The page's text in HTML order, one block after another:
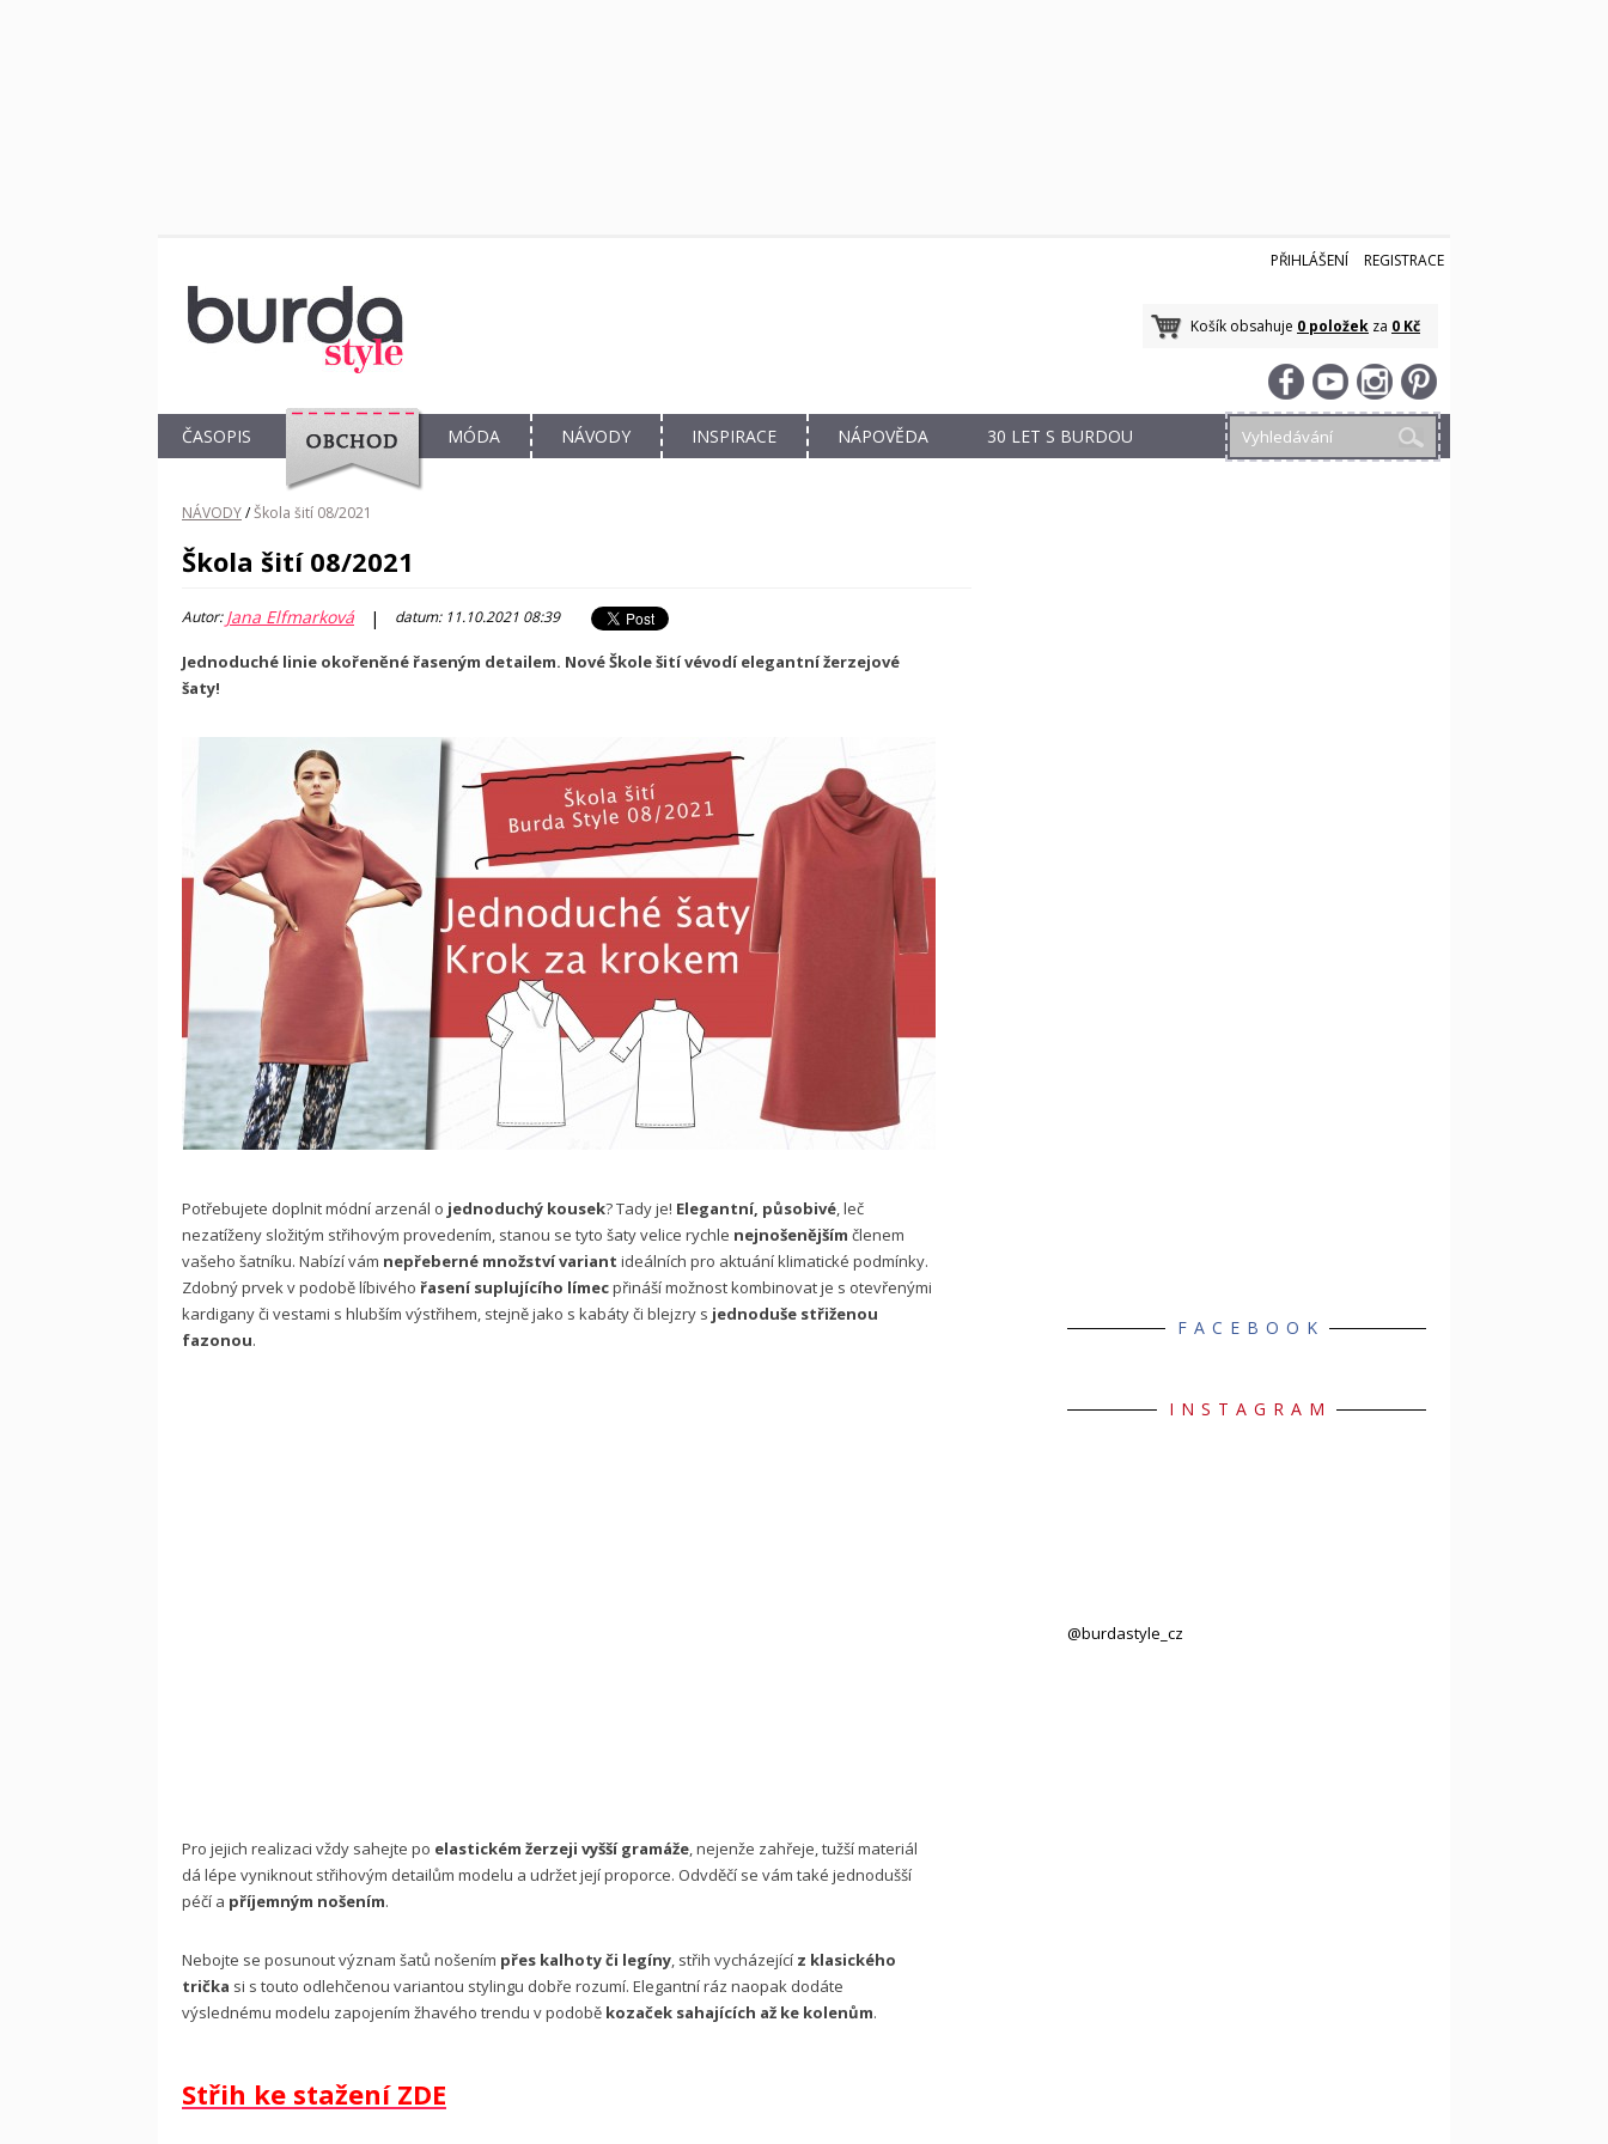
PŘIHLÁŠENÍ REGISTRACE
Košík obsahuje 0 položek za 0 Kč
ČASOPIS
OBCHOD
MÓDA NÁVODY INSPIRACE NÁPOVĚDA 30 LET S BURDOU
NÁVODY/Škola šití 08/2021
Škola šití 08/2021
Autor:Jana Elfmarková | datum: 11.10.2021 08:39
Jednoduché linie okořeněné řaseným detailem. Nové Škole šití vévodí elegantní žerzejové
šaty!
Potřebujete doplnit módní arzenál o jednoduchý kousek? Tady je! Elegantní, působivé, leč
nezatíženy složitým střihovým provedením, stanou se tyto šaty velice rychle nejnošenějším členem
vašeho šatníku. Nabízí vám nepřeberné množství variant ideálních pro aktuání klimatické podmínky.
Zdobný prvek v podobě líbivého řasení suplujícího límecpřináší možnost kombinovat je s otevřenými
kardigany či vestami s hlubším výstřihem, stejně jako s kabáty či blejzry s jednoduše střiženou
fazonou.
Pro jejich realizaci vždy sahejte po elastickém žerzeji vyšší gramáže, nejenže zahřeje, tužší materiál
dá lépe vyniknout střihovým detailům modelu a udržet její proporce. Odvděčí se vám také jednodušší
péčí a příjemným nošením.
Nebojte se posunout význam šatů nošením přes kalhoty či legíny, střih vycházející z klasického
trička si s touto odlehčenou variantou stylingu dobře rozumí. Elegantní ráz naopak dodáte
výslednému modelu zapojením žhavého trendu v podobě kozaček sahajících až ke kolenům.
Střih ke stažení ZDE
FACEBOOK
INSTAGRAM
@burdastyle_cz